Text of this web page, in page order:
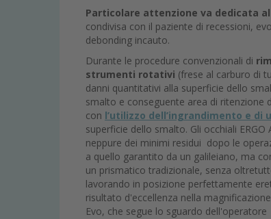
Particolare attenzione va dedicata al
condivisa con il paziente di recessioni,
debonding incauto.
Durante le procedure convenzionali di
strumenti rotativi (frese al carburo di
danni quantitativi alla superficie dello
smalto e conseguente area di ritenzione
con l’utilizzo dell’ingrandimento e
superficie dello smalto. Gli occhiali
neppure dei minimi residui dopo le
a quello garantito da un galileiano, ma
un prismatico tradizionale, senza
lavorando in posizione perfettamente
risultato d'eccellenza nella
Evo, che segue lo sguardo